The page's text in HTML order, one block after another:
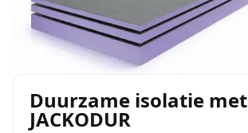
Duurzame isolatie met
JACKODUR